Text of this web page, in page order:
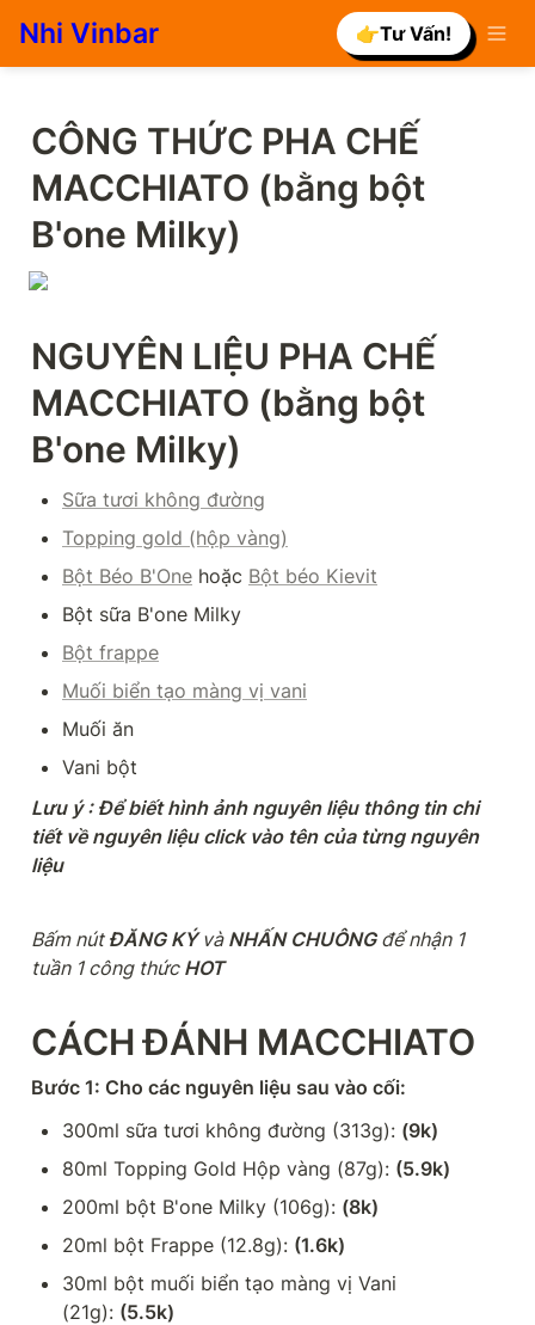
Nhi Vinbar 👉Tư Vấn!
CÔNG THỨC PHA CHẾ
MACCHIATO (bằng bột
B'one Milky)
MACCHIATO (bằng bột
B'one Milky)
Sữa tươi không đường
Topping gold (hộp vàng)
Bột Béo B'One hoặc Bột béo Kievit
Bột sữa B'one Milky
Bột frappe
Muối biển tạo màng vị vani
Muối ăn
Vani bột
Lưu ý : Để biết hình ảnh nguyên liệu thông tin chi
tiết về nguyên liệu click vào tên của từng nguyên
liệu
Bấm nút ĐĂNG KÝ và NHẤN CHUÔNG để nhận 1
tuần 1 công thức HOT
CÁCH ĐÁNH MACCHIATO
Bước 1: Cho các nguyên liệu sau vào cối:
300ml sữa tươi không đường (313g): (9k)
80ml Topping Gold Hộp vàng (87g): (5.9k)
200ml bột B'one Milky (106g): (8k)
20ml bột Frappe (12.8g): (1.6k)
30ml bột muối biển tạo màng vị Vani
(21g): (5.5k)